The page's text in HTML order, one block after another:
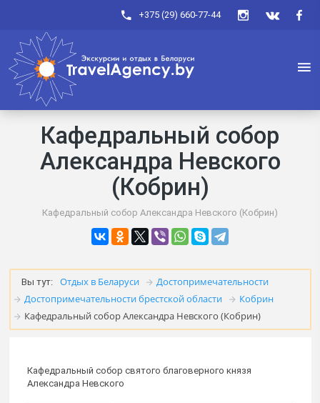
+375 (29) 660-77-44
Кафедральный собор
Александра Невского
(Кобрин)
Кафедральный собор Александра Невского (Кобрин)
Вы тут: Отдых в Беларуси
Достопримечательности
Достопримечательности брестской области
Кобрин
Кафедральный собор Александра Невского (Кобрин)
Кафедральный собор святого благоверного князя
Александра Невского